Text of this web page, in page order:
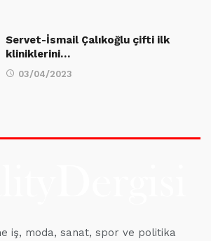
Servet-İsmail Çalıkoğlu çifti ilk
kliniklerini…
03/04/2023
iş, moda, sanat, spor ve politika